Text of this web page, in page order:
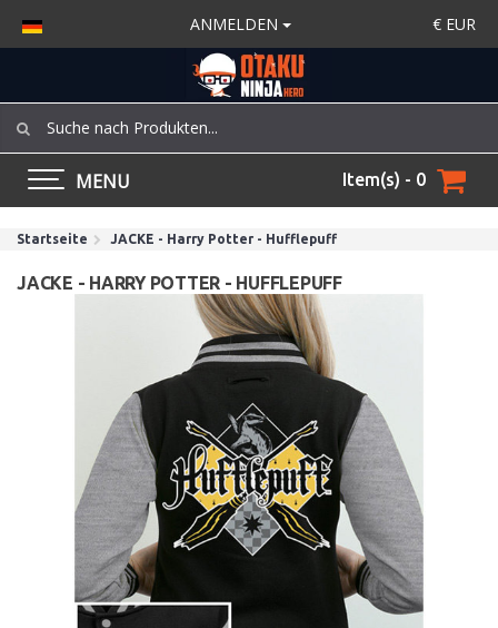
ANMELDEN € EUR
MENU Item(s) - 0
Startseite JACKE - Harry Potter - Hufflepuff
JACKE - HARRY POTTER - HUFFLEPUFF